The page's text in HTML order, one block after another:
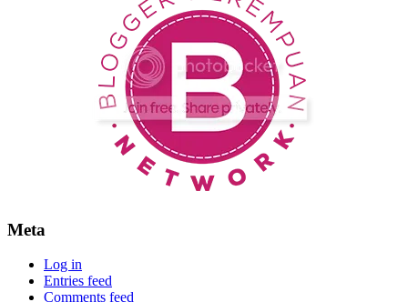
Meta
Log in
Entries feed
Comments feed